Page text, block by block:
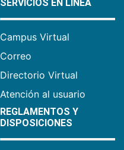
SERVICIOS EN LÍNEA
Campus Virtual
Correo
Directorio Virtual
Atención al usuario
REGLAMENTOS Y
DISPOSICIONES